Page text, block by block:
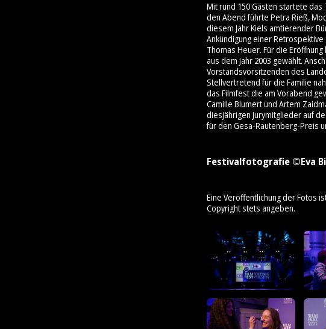
Mit rund 150 Gästen startete das
den Abend führte Petra Rieß,
diesem Jahr Kiels amtierender
Ankündigung einer
Thomas Heuer. Für die
aus dem Jahr 2003 gewählt.
Vorstandsvorsitzenden des
Stellvertretend für die Familie
das Filmfest die am Vorabend
Camille Blumert und Artem
diesjährigen Jurymitglieder auf
für den Gesa-Rautenberg-Preis
Festivalfotografie ©Eva
Eine Veröffentlichung der Fotos
Copyright stets angeben.